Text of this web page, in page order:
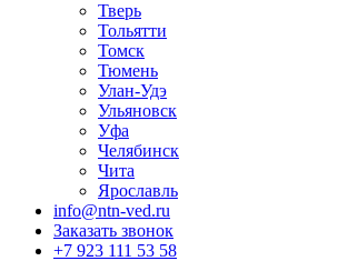
Тверь
Тольятти
Томск
Тюмень
Улан-Удэ
Ульяновск
Уфа
Челябинск
Чита
Ярославль
info@ntn-ved.ru
Заказать звонок
+7 923 111 53 58